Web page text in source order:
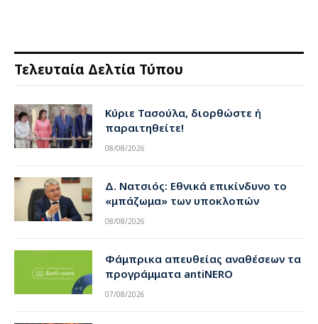
Τελευταία Δελτία Τύπου
Κύριε Τασούλα, διορθώστε ή
παραιτηθείτε!
08/08/2026
Δ. Νατσιός: Εθνικά επικίνδυνο το
«μπάζωμα» των υποκλοπών
08/08/2026
Φάμπρικα απευθείας αναθέσεων τα
προγράμματα antiNERO
07/08/2026